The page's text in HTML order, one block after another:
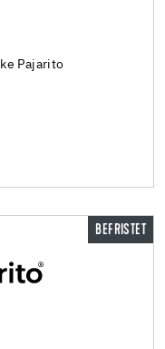
Pajarito
BEFRISTET